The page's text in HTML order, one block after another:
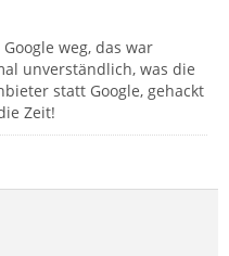
weg, das war
unverständlich, was die
statt Google, gehackt
Zeit!